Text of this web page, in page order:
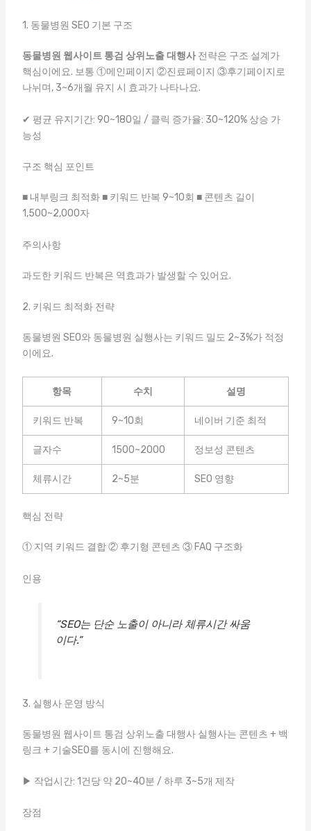
1. 동물병원 SEO 기본 구조
동물병원 웹사이트 통검 상위노출 대행사전략은 구조 설계가
핵심이에요. 보통 ①메인페이지 ②진료페이지 ③후기페이지로
나뉘며, 3~6개월 유지 시 효과가 나타나요.
✔ 평균 유지기간: 90~180일 / 클릭 증가율: 30~120% 상승 가
능성
구조 핵심 포인트
■ 내부링크 최적화 ■ 키워드 반복 9~10회 ■ 콘텐츠 길이
1,500~2,000자
주의사항
과도한 키워드 반복은 역효과가 발생할 수 있어요.
2. 키워드 최적화 전략
동물병원 SEO와 동물병원 실행사는 키워드 밀도 2~3%가 적정
이에요.
항목 수치 설명
키워드 반복 9~10회 네이버 기준 최적
글자수 1500~2000 정보성 콘텐츠
체류시간 2~5분 SEO 영향
핵심 전략
① 지역 키워드 결합 ② 후기형 콘텐츠 ③ FAQ 구조화
인용
“SEO는 단순 노출이 아니라 체류시간 싸움
이다.”
3. 실행사 운영 방식
동물병원 웹사이트 통검 상위노출 대행사 실행사는 콘텐츠 + 백
링크 + 기술SEO를 동시에 진행해요.
▶ 작업시간: 1건당 약 20~40분 / 하루 3~5개 제작
장점